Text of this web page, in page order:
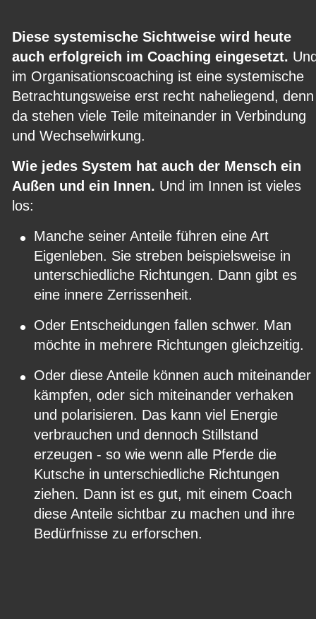
Diese systemische Sichtweise wird heute
auch erfolgreich im Coaching eingesetzt.
im Organisationscoaching ist eine systemische
Betrachtungsweise erst recht naheliegend,
da stehen viele Teile miteinander in Verbindung
und Wechselwirkung.
Wie jedes System hat auch der Mensch ein
Außen und ein Innen. Und im Innen ist vieles
los:
• Manche seiner Anteile führen eine Art
Eigenleben. Sie streben beispielsweise in
unterschiedliche Richtungen. Dann gibt es
eine innere Zerrissenheit.
• Oder Entscheidungen fallen schwer. Man
möchte in mehrere Richtungen gleichzeitig.
• Oder diese Anteile können auch miteinander
kämpfen, oder sich miteinander verhaken
und polarisieren. Das kann viel Energie
verbrauchen und dennoch Stillstand
erzeugen - so wie wenn alle Pferde die
Kutsche in unterschiedliche Richtungen
ziehen. Dann ist es gut, mit einem Coach
diese Anteile sichtbar zu machen und ihre
Bedürfnisse zu erforschen.